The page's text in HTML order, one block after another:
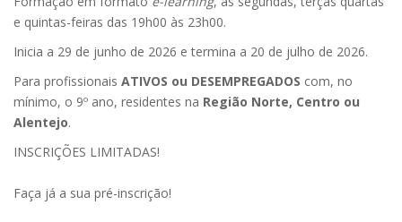
e quintas-feiras das 19h00 às 23h00.
Inicia a 29 de junho de 2026 e termina a 20 de julho de 2026.
Para profissionais ATIVOS ou DESEMPREGADOS com, no
mínimo, o 9º ano, residentes na Região Norte, Centro ou
Alentejo.
INSCRIÇÕES LIMITADAS!
Faça já a sua pré-inscrição!